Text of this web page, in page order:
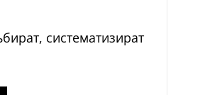
систематизират